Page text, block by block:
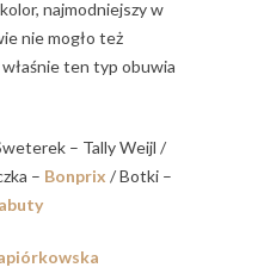
najmodniejszy w
nie mogło też
ten typ obuwia
– Tally Weijl /
– Bonprix / Botki –